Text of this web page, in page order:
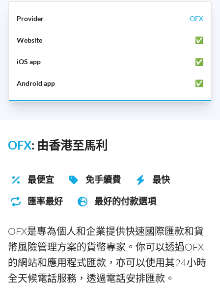
OFX
✅
✅
✅
OFX: 由香港至馬利
最便宜 免手續費
最快
匯率最好
最好的付款選項
OFX是專為個人和企業提供快速國際匯款和貨
幣風險管理方案的貨幣專家。你可以透過OFX
的網站和應用程式匯款，亦可以使用其24小時
全天候電話服務，透過電話安排匯款。